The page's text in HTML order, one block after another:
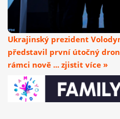
Ukrajinský prezident
představil první útočný
rámci nově ... zjistit více »